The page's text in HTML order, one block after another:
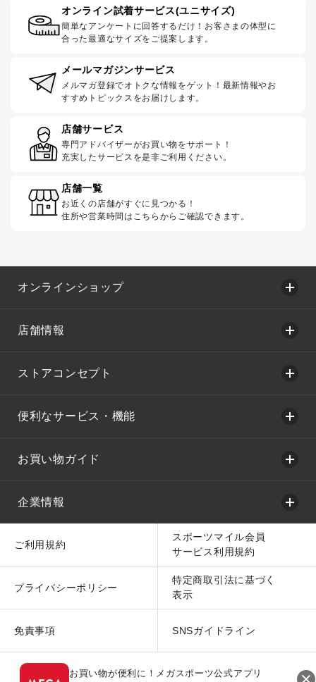
オンライン試着サービス(ユニサイズ)
簡単なアンケートに回答するだけ！お客さまの体型に
合った最適なサイズをご提案します。
メールマガジンサービス
メルマガ登録でオトクな情報をゲット！最新情報やお
すすめトピックスをお届けします。
店舗サービス
専門アドバイザーがお買い物をサポート！
充実したサービスを是非ご利用ください。
店舗一覧
お近くの店舗がすぐに見つかる！
住所や営業時間はこちらからご確認できます。
オンラインショップ
店舗情報
ストアコンセプト
便利なサービス・機能
お買い物ガイド
企業情報
ご利用規約
スポーツマイル会員
サービス利用規約
プライバシーポリシー
特定商取引法に基づく
表示
免責事項 SNSガイドライン
お買い物が便利に！メガスポーツ公式アプリ